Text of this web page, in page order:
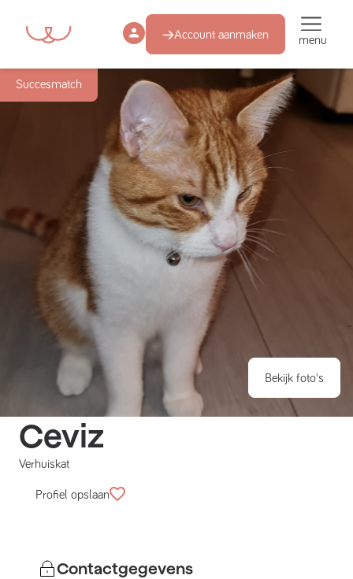
Account aanmaken menu
Succesmatch
Bekijk foto's
Ceviz
Verhuiskat
Profiel opslaan
Contactgegevens